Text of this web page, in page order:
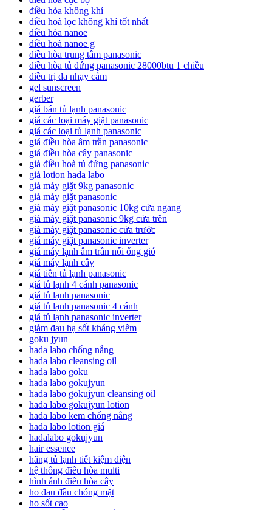
điều hòa không khí
điều hoà lọc không khí tốt nhất
điều hòa nanoe
điều hoà nanoe g
điều hòa trung tâm panasonic
điều hòa tủ đứng panasonic 28000btu 1 chiều
điều trị da nhạy cảm
gel sunscreen
gerber
giá bán tủ lạnh panasonic
giá các loại máy giặt panasonic
giá các loại tủ lạnh panasonic
giá điều hòa âm trần panasonic
giá điều hòa cây panasonic
giá điều hoà tủ đứng panasonic
giá lotion hada labo
giá máy giặt 9kg panasonic
giá máy giặt panasonic
giá máy giặt panasonic 10kg cửa ngang
giá máy giặt panasonic 9kg cửa trên
giá máy giặt panasonic cửa trước
giá máy giặt panasonic inverter
giá máy lạnh âm trần nối ống gió
giá máy lạnh cây
giá tiền tủ lạnh panasonic
giá tủ lạnh 4 cánh panasonic
giá tủ lạnh panasonic
giá tủ lạnh panasonic 4 cánh
giá tủ lạnh panasonic inverter
giảm đau hạ sốt kháng viêm
goku jyun
hada labo chống nắng
hada labo cleansing oil
hada labo goku
hada labo gokujyun
hada labo gokujyun cleansing oil
hada labo gokujyun lotion
hada labo kem chống nắng
hada labo lotion giá
hadalabo gokujyun
hair essence
hãng tủ lạnh tiết kiệm điện
hệ thống điều hòa multi
hình ảnh điều hòa cây
ho đau đầu chóng mặt
ho sốt cao